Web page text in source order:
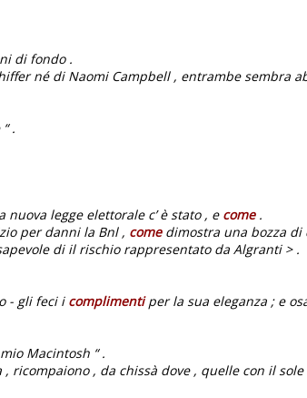
di fondo .
né di Naomi Campbell , entrambe sembra
.
legge elettorale c’ è stato , e come.
per danni la Bnl , comedimostra una bozza di
di il rischio rappresentato da Algranti > .
- gli feci i complimentiper la sua eleganza ; e
Macintosh “ .
ricompaiono , da chissà dove , quelle con il